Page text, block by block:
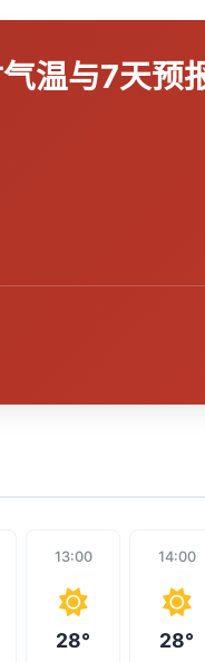
温与7天预
13:00
28°
14:00
28°